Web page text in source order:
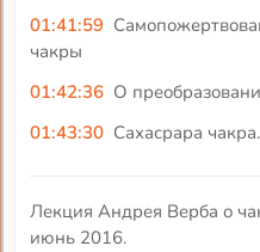
01:41:59
чакры
01:42:36 О
01:43:30 Сахасрара
Лекция Андрея Верба о
июнь 2016.